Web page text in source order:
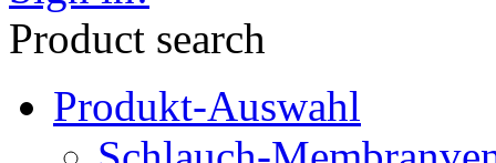
Product search
Produkt-Auswahl